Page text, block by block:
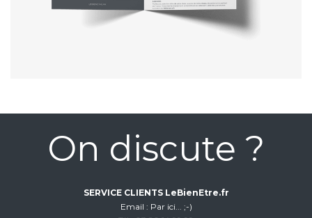
On discute ?
SERVICE CLIENTS LeBienEtre.fr
Email
Par ici... ;-)